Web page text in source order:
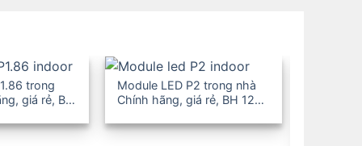
trong
giá rẻ, BH
Module LED P2 trong nhà
Chính hãng, giá rẻ, BH 12-